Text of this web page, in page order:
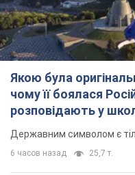
Якою була
чому її боялася
розповідають у
Державним символом є
6 часов назад 25,7 т.